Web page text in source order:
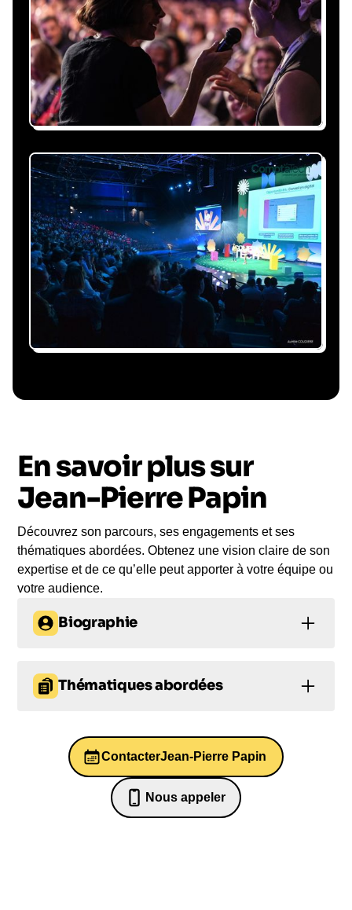
Expliquez-nous vos besoins, on vous répond
sous 24h avec une proposition
personnalisée, claire et adaptée à votre
événement et à vos contraintes.
Nous nous occupons de
tout
Gestion du planning, échanges avec le
conférencier, coordination logistique : vous
êtes accompagné à chaque étape, sans perte
de temps ni complication.
Le conférencier vient à
Le jour de la conférence, l’intervenant se
rend sur votre évènement pour une prise de
parole impactante, engageante et sur-mesure
En savoir plus sur
Jean-Pierre Papin
Découvrez son parcours, ses engagements et ses
thématiques abordées. Obtenez une vision claire de son
expertise et de ce qu’elle peut apporter à votre équipe ou
votre audience.
Biographie
né le 5 novembre 1963 à Boulogne-sur-Mer, a
connu une carrière exceptionnelle. Après un début
remportant la Coupe de Belgique. En revenant
jouer en France, sous les couleurs de l'Olympique
de Marseille, il connaît une renommée mondiale
grâce à ses papinades et à ses excellents
résultats. Nommé meilleur buteur du championnat
Thématiques abordées
Prise de décision Motivation
ContacterJean-Pierre Papin
Nous appeler
07 82 68 65 18